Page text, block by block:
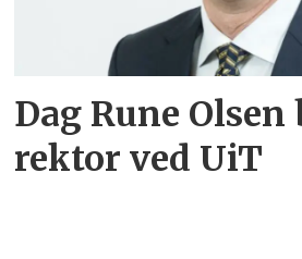
Dag Rune
rektor ved UiT